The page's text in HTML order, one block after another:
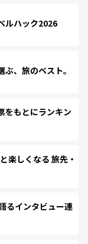
ルハック2026
、旅のベスト。
もとにランキン
しくなる 旅先・
るインタビュー連